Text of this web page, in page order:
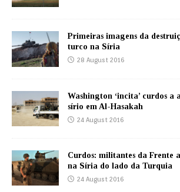
Primeiras imagens da
turco na Síria
28 August 2016
Washington ‘incita’ curdos a
sírio em Al-Hasakah
24 August 2016
Curdos: militantes da Frente
na Síria do lado da Turquia
24 August 2016